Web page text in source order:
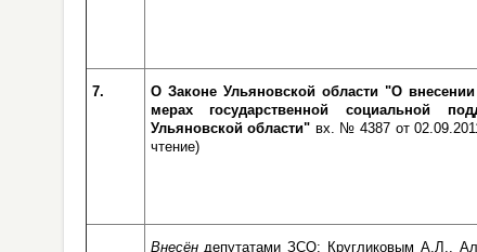
7.
О Законе Ульяновской области "О
мерах государственной социальной
Ульяновской области" вх. № 4387 от
чтение)
Внесёндепутатами ЗСО: Кругликовым А.Л.,